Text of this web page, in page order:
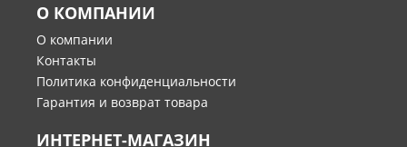
О КОМПАНИИ
О компании
Контакты
Политика конфиденциальности
Гарантия и возврат товара
ИНТЕРНЕТ-МАГАЗИН